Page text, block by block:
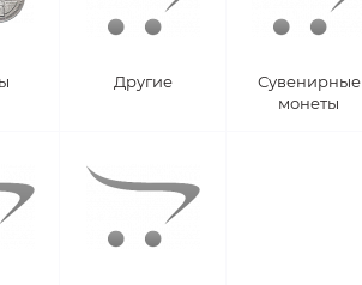
Другие
Сувенирные
монеты